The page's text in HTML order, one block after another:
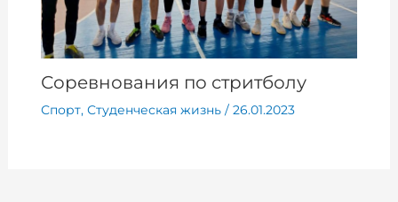
Соревнования по стритболу
Спорт, Студенческая жизнь/ 26.01.2023